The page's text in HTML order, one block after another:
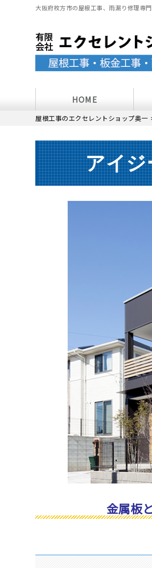
大阪府枚方市の屋根工事、雨漏り修理専
HOME
屋根工事のエクセレントショップ奥一
アイ
金属板